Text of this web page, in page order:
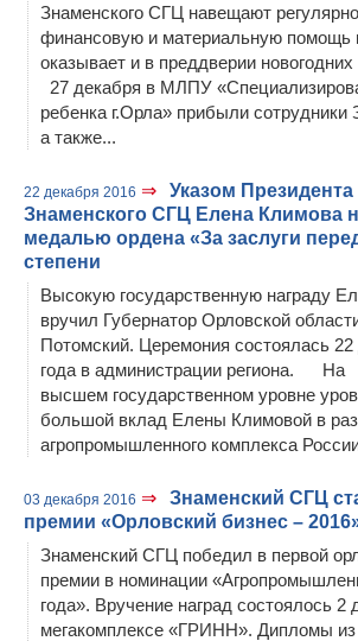
Знаменского СГЦ навещают
финансовую и материальную помощь
оказывает и в преддверии
27 декабря в МЛПУ
ребенка г.Орла» прибыли сотрудники
а также...
22 декабря 2016 ⇒
Указом
Знаменского СГЦ Елена Климова
медалью ордена «За заслуги
степени
Высокую государственную награду
вручил Губернатор Орловской
Потомский. Церемония состоялась 22
года в администрации региона. На
высшем государственном уровне
большой вклад Елены Климовой в
агропромышленного комплекса
03 декабря 2016 ⇒
Знаменский СГЦ
премии «Орловский бизнес –
Знаменский СГЦ победил в первой
премии в номинации
года». Вручение наград состоялось 2
мегакомплексе «ГРИНН». Дипломы из